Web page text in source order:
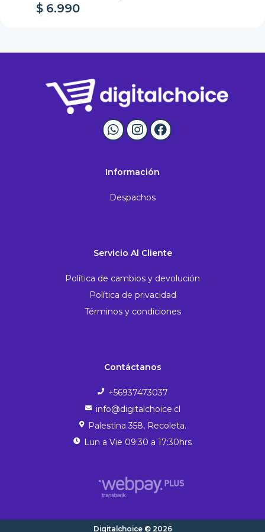
$ 6.990
Información
Despachos
Servicio Al Cliente
Política de cambios y devolución
Política de privacidad
Términos y condiciones
Contáctanos
+56937473037
info@digitalchoice.cl
Palestina 358, Recoleta.
Lun a Vie 09:30 a 17:30hrs
Digitalchoice © 2026